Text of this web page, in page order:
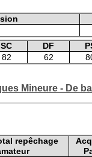
SC DF
82 62
Mineure - De
repêchage